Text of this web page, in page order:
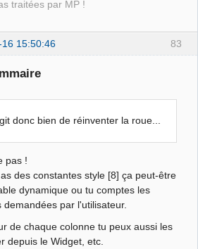
traitées par MP !
83
15:50:46
donc bien de réinventer la roue...
pas !
des constantes style [8] ça peut-être
dynamique ou tu comptes les
demandées par l'utilisateur.
de chaque colonne tu peux aussi les
depuis le Widget, etc.